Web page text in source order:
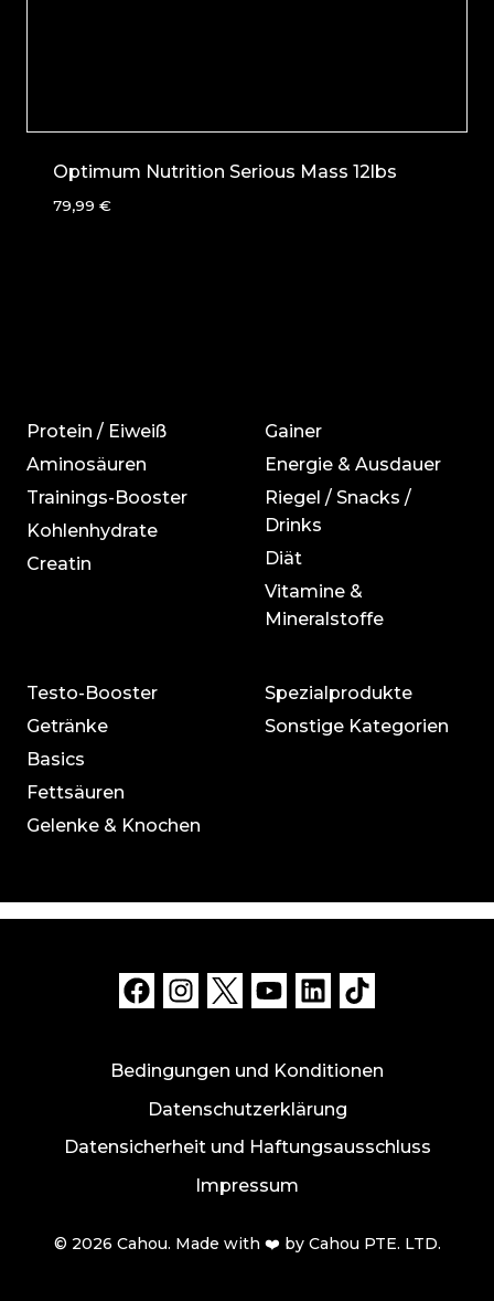
Optimum Nutrition Serious Mass 12lbs
79,99 €
Protein / Eiweiß
Aminosäuren
Trainings-Booster
Kohlenhydrate
Creatin
Gainer
Energie & Ausdauer
Riegel / Snacks /
Drinks
Diät
Vitamine &
Mineralstoffe
Testo-Booster
Getränke
Basics
Fettsäuren
Gelenke & Knochen
Spezialprodukte
Sonstige Kategorien
Bedingungen und Konditionen
Datenschutzerklärung
Datensicherheit und Haftungsausschluss
Impressum
© 2026 Cahou. Made with ❤️ by Cahou PTE. LTD.